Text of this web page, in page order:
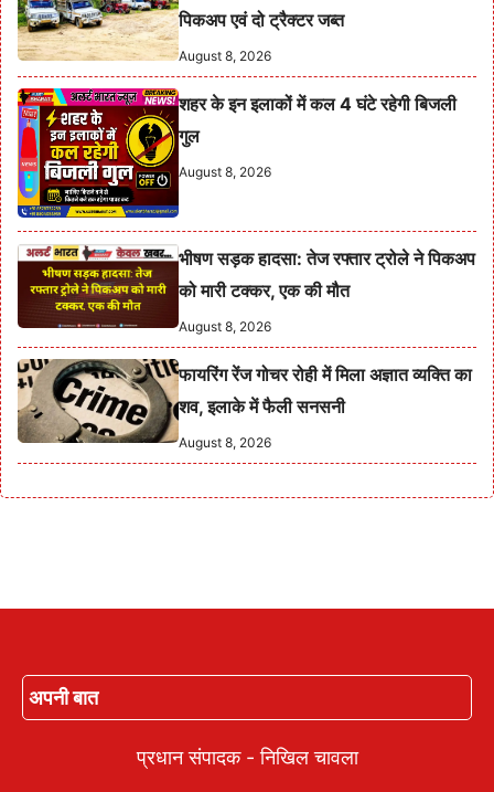
पिकअप एवं दो ट्रैक्टर जब्त
August 8, 2026
शहर के इन इलाकों में कल 4 घंटे रहेगी बिजली
गुल
August 8, 2026
भीषण सड़क हादसा: तेज रफ्तार ट्रोले ने पिकअप
को मारी टक्कर, एक की मौत
August 8, 2026
फायरिंग रेंज गोचर रोही में मिला अज्ञात व्यक्ति का
शव, इलाके में फैली सनसनी
August 8, 2026
अपनी बात
प्रधान संपादक - निखिल चावला